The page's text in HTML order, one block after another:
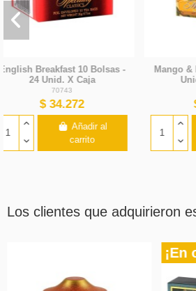
Infusiones Surtidas Bolsitas -
60 Bolsas x 6 Unidades
Basilur
$ 38.556
Añadir al
carrito
20
Los clientes que adquirieron